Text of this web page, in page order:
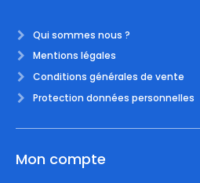
Qui sommes nous ?
Mentions légales
Conditions générales de vente
Protection données personnelles
Mon compte